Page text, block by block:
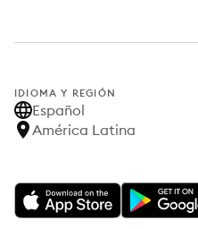
IDIOMA Y REGIÓN
Español
América Latina